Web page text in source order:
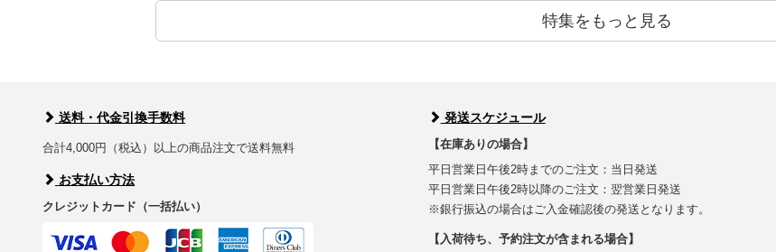
特集をもっと見る
送料・代金引換手数料
合計4,000円（税込）以上の商品注文で送料無料
お支払い方法
クレジットカード（一括払い）
発送スケジュール
【在庫ありの場合】
平日営業日午後2時までのご注文：当日発送
平日営業日午後2時以降のご注文：翌営業日発送
※銀行振込の場合はご入金確認後の発送となります。
【入荷待ち、予約注文が含まれる場合】